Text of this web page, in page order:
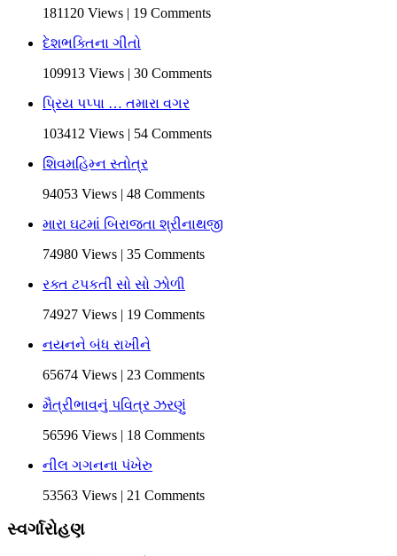
181120 Views | 19 Comments
દેશભક્તિના ગીતો
109913 Views | 30 Comments
પ્રિય પપ્પા … તમારા વગર
103412 Views | 54 Comments
શિવમહિમ્ન સ્તોત્ર
94053 Views | 48 Comments
મારા ઘટમાં બિરાજતા શ્રીનાથજી
74980 Views | 35 Comments
રક્ત ટપકતી સો સો ઝોળી
74927 Views | 19 Comments
નયનને બંધ રાખીને
65674 Views | 23 Comments
મૈત્રીભાવનું પવિત્ર ઝરણું
56596 Views | 18 Comments
નીલ ગગનના પંખેરુ
53563 Views | 21 Comments
સ્વર્ગારોહણ